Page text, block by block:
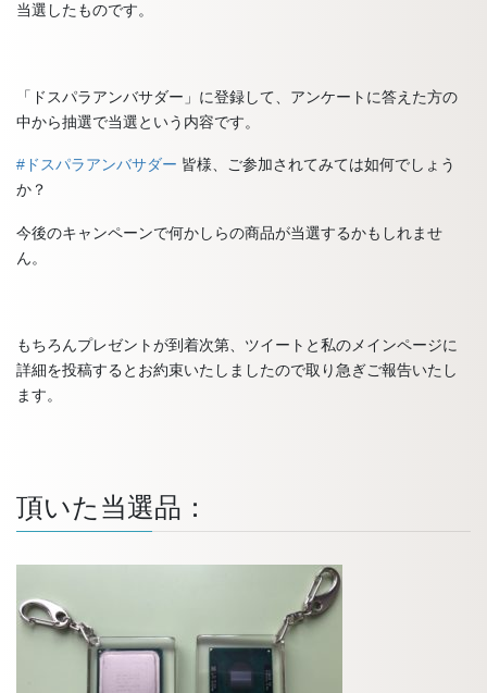
当選したものです。
「ドスパラアンバサダー」に登録して、アンケートに答えた方の
中から抽選で当選という内容です。
#ドスパラアンバサダー 皆様、ご参加されてみては如何でしょう
か？
今後のキャンペーンで何かしらの商品が当選するかもしれませ
ん。
もちろんプレゼントが到着次第、ツイートと私のメインページに
詳細を投稿するとお約束いたしましたので取り急ぎご報告いたし
ます。
頂いた当選品：